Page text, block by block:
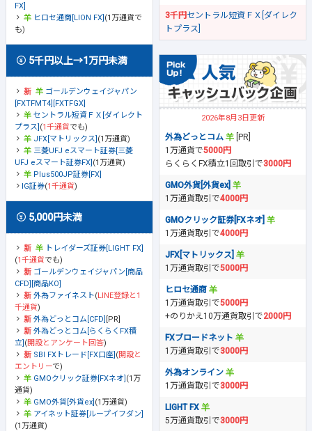
FX]
ヒロセ通商[LION FX] (1万通貨で
も)
5千円以上→1万円未満
ゴールデンウェイジャパン
[FXTFMT4][FXTFGX]
セントラル短資ＦＸ[ダイレクト
プラス] (1千通貨でも)
JFX[マトリックス] (1万通貨)
三菱UFJ eスマート証券[三菱
UFJ eスマート証券FX] (1万通貨)
Plus500JP証券[FX]
IG証券(1千通貨)
5,000円未満
トレイダーズ証券[LIGHT FX]
(1千通貨でも)
ゴールデンウェイジャパン[商品
CFD][商品KO]
外為ファイネスト(LINE登録と1
千通貨)
外為どっとコム[CFD] [PR]
外為どっとコム[らくらくFX積
立] (開設とアンケート回答)
SBI FXトレード[FX口座] (開設と
エントリーで)
GMOクリック証券[FXネオ] (1万
通貨)
GMO外貨[外貨ex] (1万通貨)
アイネット証券[ループイフダン]
(1万通貨)
3千円セントラル短資ＦＸ[ダイレク
トプラス]
2026年8月3日更新
外為どっとコム
[PR]
1万通貨で5000円
らくらくFX積立1回取引で3000円
GMO外貨[外貨ex]
1万通貨取引で4000円
GMOクリック証券[FXネオ]
1万通貨取引で4000円
JFX[マトリックス]
1万通貨取引で5000円
ヒロセ通商
1万通貨取引で5000円
+のりかえ10万通貨取引で2000円
FXブロードネット
1万通貨取引で3000円
外為オンライン
1万通貨取引で3000円
LIGHT FX
5万通貨取引で3000円